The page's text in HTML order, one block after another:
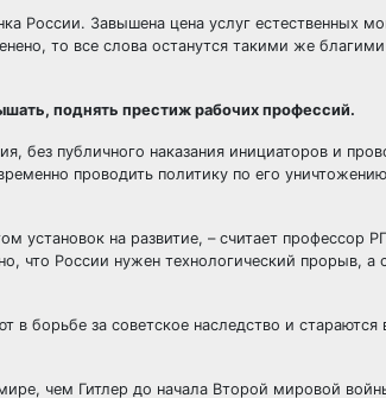
России. Завышена цена услуг естественных
то все слова останутся такими же
поднять престиж рабочих профессий.
без публичного наказания инициаторов и
проводить политику по его
установок на развитие, – считает профессор
что России нужен технологический прорыв, а
борьбе за советское наследство и стараются
чем Гитлер до начала Второй мировой